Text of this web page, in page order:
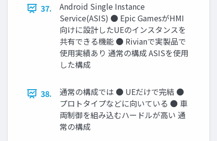
37.
Android Single Instance
Service(ASIS) ● Epic GamesがHMI
向けに設計したUEのインスタンスを
共有できる機能 ● Rivianで実製品で
使用実績あり 通常の構成 ASISを使用
した構成
38.
通常の構成では ● UEだけで完結 ●
プロトタイプなどに向いている ● 車
両制御を組み込むハードルが高い 通
常の構成